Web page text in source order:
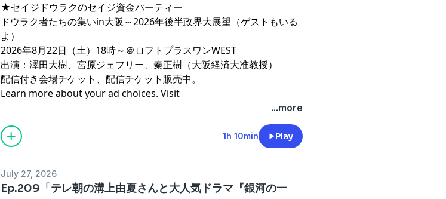
★セイジドウラクのセイジ資金パーティー
⁠⁠⁠ドウラク者たちの集いin大阪～2026年後半政界大展望（ゲストもいる
よ）⁠⁠⁠
2026年8月22日（土）18時～＠ ⁠⁠⁠ロフトプラスワンWEST⁠⁠⁠
出演：澤田大樹、宮原ジェフリー、秦正樹（大阪経済大准教授）
配信付き会場チケット、配信チケット販売中。
Learn more about your ad choices. Visit
...more
1h 10min Play
July 27, 2026
Ep.209「テレ朝の溝上由夏さんと大人気ドラマ『銀河の一